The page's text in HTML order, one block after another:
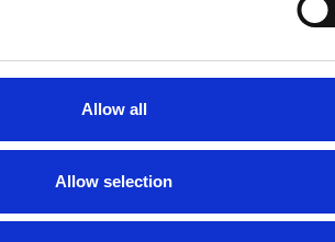
Allow all
Allow selection